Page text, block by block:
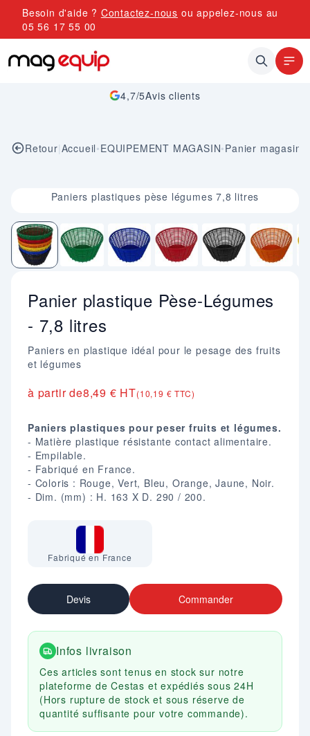
Allez au contenu
Besoin d'aide ? Contactez-nous ou appelez-nous au
05 56 17 55 00
4,7/5Avis clients
Retour|Accueil•EQUIPEMENT MAGASIN•Panier magasin
Image 1 sur 7Paniers plastiques pèse légumes 7,8 litres
Panier plastique Pèse-Légumes
- 7,8 litres
Paniers en plastique idéal pour le pesage des fruits
et légumes
à partir de8,49 € HT(10,19 € TTC)
Paniers plastiques pour peser fruits et légumes.
- Matière plastique résistante contact alimentaire.
- Empilable.
- Fabriqué en France.
- Coloris : Rouge, Vert, Bleu, Orange, Jaune, Noir.
- Dim. (mm) : H. 163 X D. 290 / 200.
Fabriqué en France
Devis Commander
Infos livraison
Ces articles sont tenus en stock sur notre
plateforme de Cestas et expédiés sous 24H
(Hors rupture de stock et sous réserve de
quantité suffisante pour votre commande).